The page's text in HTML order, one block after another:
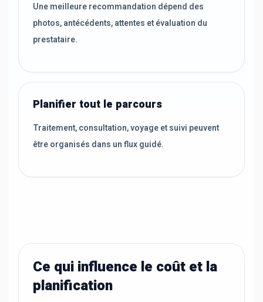
Une meilleure recommandation dépend des
photos, antécédents, attentes et évaluation du
prestataire.
Planifier tout le parcours
Traitement, consultation, voyage et suivi peuvent
être organisés dans un flux guidé.
Ce qui influence le coût et la
planification